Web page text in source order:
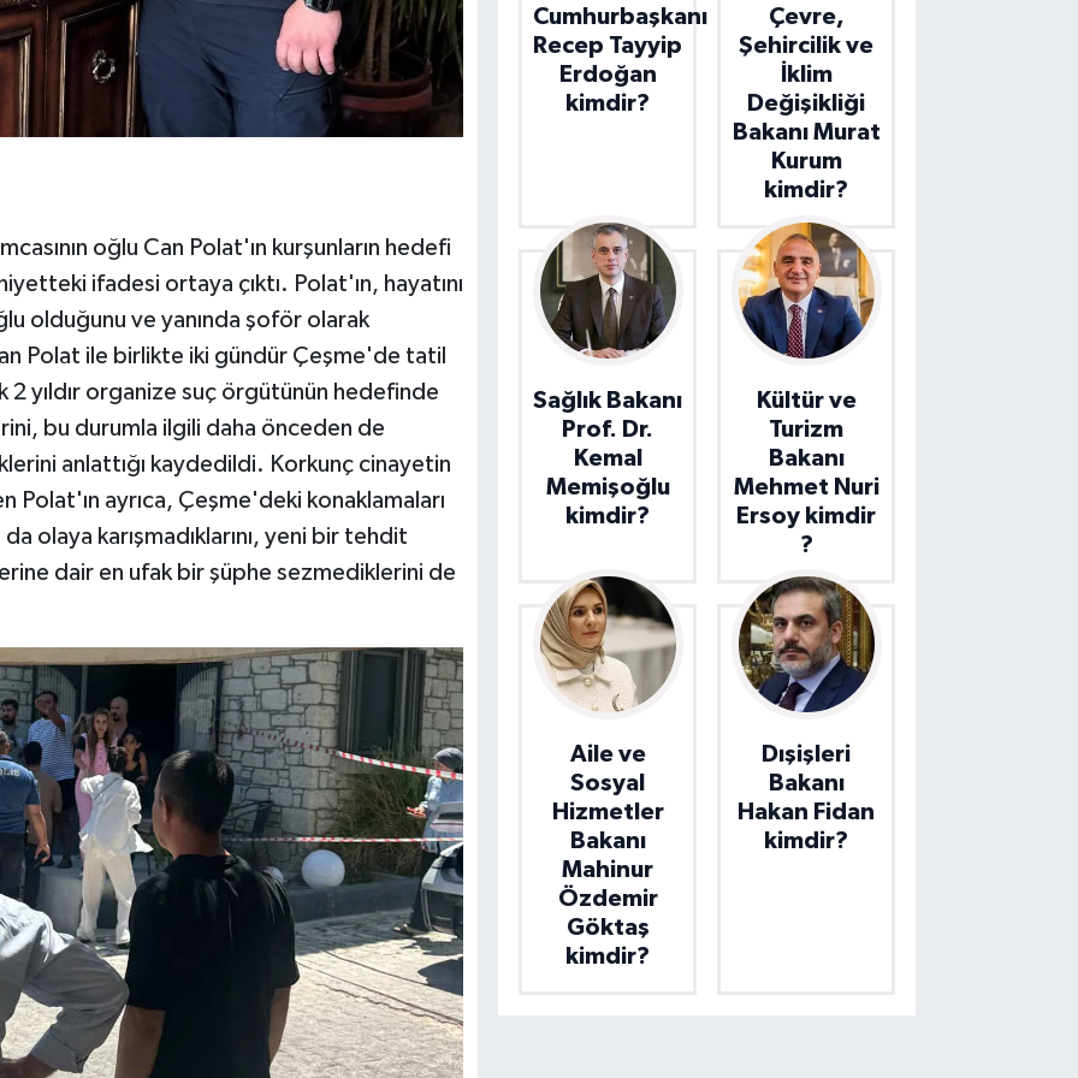
oğlu Can Polat'ın kurşunların hedefi
ifadesi ortaya çıktı. Polat'ın, hayatını
olduğunu ve yanında şoför olarak
Polat ile birlikte iki gündür Çeşme'de tatil
2 yıldır organize suç örgütünün hedefinde
bu durumla ilgili daha önceden de
anlattığı kaydedildi. Korkunç cinayetin
Polat'ın ayrıca, Çeşme'deki konaklamaları
olaya karışmadıklarını, yeni bir tehdit
dair en ufak bir şüphe sezmediklerini de
Cumhurbaşkanı
Recep Tayyip
Erdoğan
kimdir?
Çevre,
Şehircilik ve
İklim
Değişikliği
Bakanı Murat
Kurum
kimdir?
Sağlık Bakanı
Prof. Dr.
Kemal
Memişoğlu
kimdir?
Kültür ve
Turizm
Bakanı
Mehmet Nuri
Ersoy kimdir
?
Aile ve
Sosyal
Hizmetler
Bakanı
Mahinur
Özdemir
Göktaş
kimdir?
Dışişleri
Bakanı
Hakan Fidan
kimdir?